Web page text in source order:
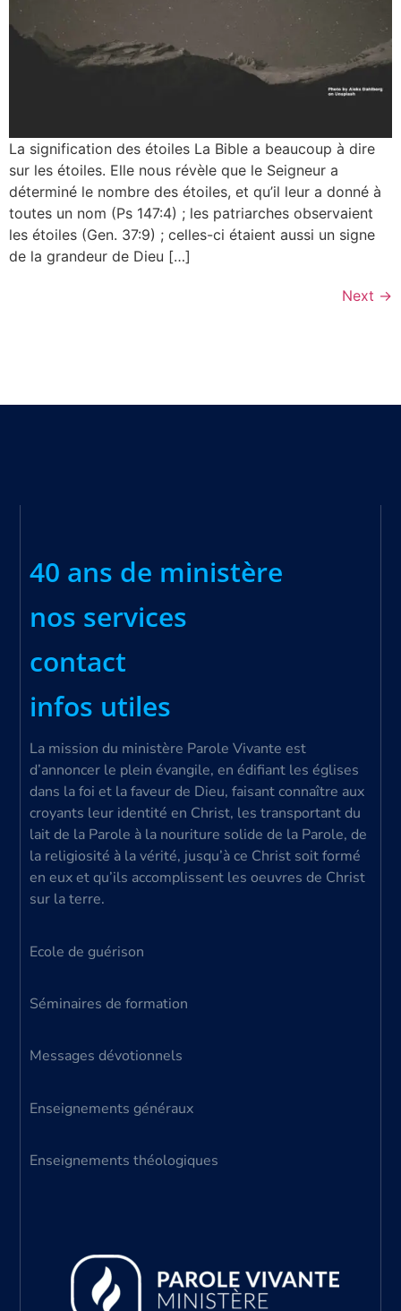
La signification des étoiles La Bible a beaucoup à dire
sur les étoiles. Elle nous révèle que le Seigneur a
déterminé le nombre des étoiles, et qu’il leur a donné à
toutes un nom (Ps 147:4) ; les patriarches observaient
les étoiles (Gen. 37:9) ; celles-ci étaient aussi un signe
de la grandeur de Dieu […]
Next →
40 ans de ministère
nos services
contact
infos utiles
La mission du ministère Parole Vivante est
d’annoncer le plein évangile, en édifiant les églises
dans la foi et la faveur de Dieu, faisant connaître aux
croyants leur identité en Christ, les transportant du
lait de la Parole à la nouriture solide de la Parole, de
la religiosité à la vérité, jusqu’à ce Christ soit formé
en eux et qu’ils accomplissent les oeuvres de Christ
sur la terre.
Ecole de guérison
Séminaires de formation
Messages dévotionnels
Enseignements généraux
Enseignements théologiques